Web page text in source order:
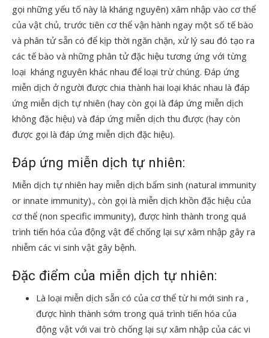
gọi những yếu tố này là kháng nguyên) xâm nhập vào cơ thể
của vật chủ, trước tiên cơ thể vận hành ngay một số tế bào
và phân tử sẵn có để kịp thời ngăn chặn, xử lý sau đó tạo ra
các tế bào và những phân tử đặc hiệu tương ứng với từng
loại kháng nguyên khác nhau để loại trừ chúng. Đáp ứng
miễn dịch ở người được chia thành hai loại khác nhau là đáp
ứng miễn dịch tự nhiên (hay còn gọi là đáp ứng miễn dịch
không đặc hiệu) và đáp ứng miễn dịch thu được (hay còn
được gọi là đáp ứng miễn dịch đặc hiệu).
Đáp ứng miễn dịch tự nhiên:
Miễn dịch tự nhiên hay miễn dịch bẩm sinh (natural immunity
or innate immunity)., còn gọi là miễn dịch khồn đặc hiệu của
cơ thể (non specific immunity), được hình thành trong quá
trình tiến hóa của động vật để chống lại sự xâm nhập gây ra
nhiễm các vi sinh vật gây bệnh.
Đặc điểm của miễn dịch tự nhiên:
Là loại miễn dịch sẵn có của cơ thể từ hi mới sinh ra ,
được hình thành sớm trong quá trình tiến hóa của
động vật với vai trò chống lại sự xâm nhập của các vi